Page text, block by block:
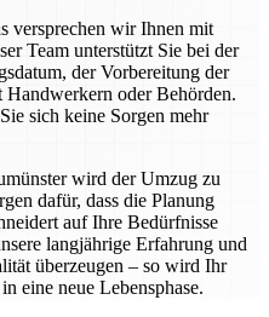
versprechen wir Ihnen mit
Team unterstützt Sie bei der
der Vorbereitung der
oder Behörden.
sich keine Sorgen mehr
wird der Umzug zu
dafür, dass die Planung
auf Ihre Bedürfnisse
langjährige Erfahrung und
überzeugen – so wird Ihr
eine neue Lebensphase.